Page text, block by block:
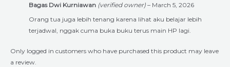
Bagas Dwi Kurniawan (verified owner) – March 5, 2026
Orang tua juga lebih tenang karena lihat aku belajar lebih
terjadwal, nggak cuma buka buku terus main HP lagi.
Only logged in customers who have purchased this product may leave
a review.